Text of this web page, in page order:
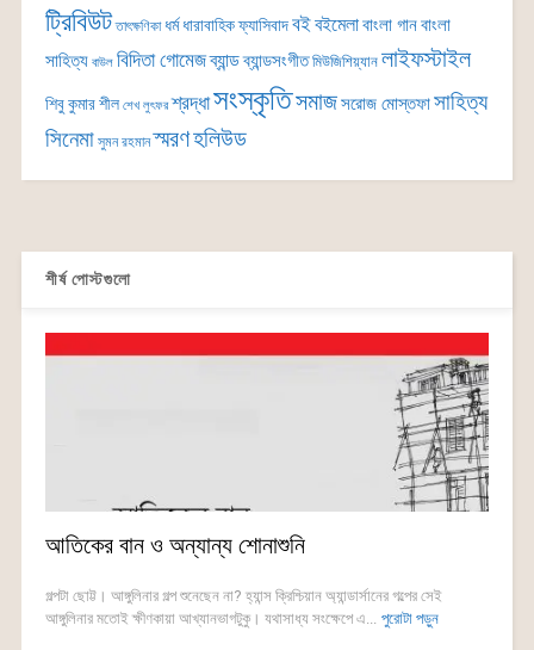
ট্রিবিউট তাৎক্ষণিকা ধর্ম ধারাবাহিকফ্যাসিবাদবইবইমেলাবাংলা গানবাংলা
সাহিত্য বাউল বিদিতা গোমেজব্যান্ডব্যান্ডসংগীত মিউজিশিয়্যান লাইফস্টাইল
শিবু কুমার শীল শেখ লুৎফর শ্রদ্ধাসংস্কৃতিসমাজসরোজ মোস্তফাসাহিত্য
সিনেমা সুমন রহমান স্মরণহলিউড
শীর্ষ পোস্টগুলো
আতিকের বান ও অন্যান্য শোনাশুনি
গল্পটা ছোট্ট। আঙ্গুলিনার গল্প শুনেছেন না? হ্যান্স ক্রিশ্চিয়ান অ্যান্ডার্সানের গল্পের সেই
আঙ্গুলিনার মতোই ক্ষীণকায়া আখ্যানভাগটুকু। যথাসাধ্য সংক্ষেপে এ...
পুরোটা পড়ুন